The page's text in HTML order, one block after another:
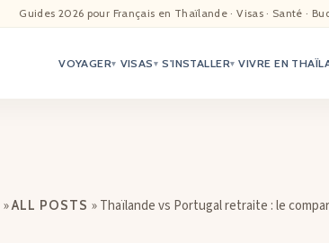
Guides 2026 pour Français en Thaïlande · Visas · Santé ·
VOYAGER▾ VISAS ▾ S'INSTALLER▾ VIVRE EN
ACCUEIL
ACTUALITÉ
»ALL POSTS »Thaïlande vs Portugal retraite : le